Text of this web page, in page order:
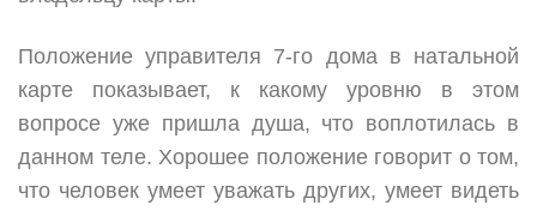
Положение управителя 7-го дома в натальной
карте показывает, к какому уровню в этом
вопросе уже пришла душа, что воплотилась в
данном теле. Хорошее положение говорит о том,
что человек умеет уважать других, умеет видеть